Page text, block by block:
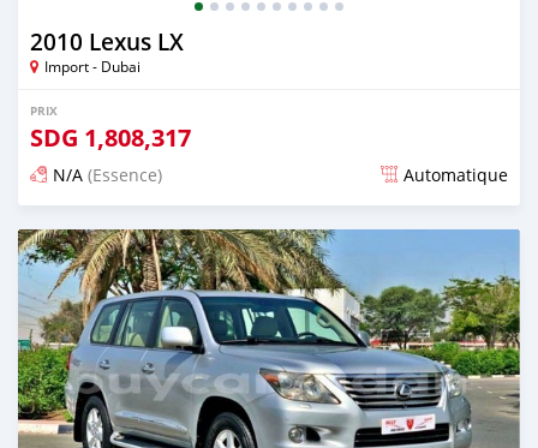
2010 Lexus LX
Import - Dubai
PRIX
SDG 1,808,317
N/A (Essence) Automatique
Publié il y a presque 6 ans